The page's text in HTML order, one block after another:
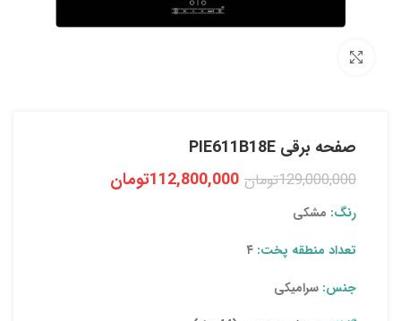
صفحه برقی PIE611B18E
129,000,000تومان 112,800,000تومان
رنگ: مشکی
تعداد منطقه پخت:
جنس: سرامیکی